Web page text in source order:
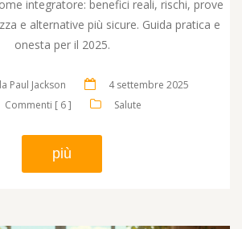
integratore: benefici reali, rischi, prove
e alternative più sicure. Guida pratica e
onesta per il 2025.
Paul Jackson
4 settembre 2025
Commenti [ 6 ]
Salute
più